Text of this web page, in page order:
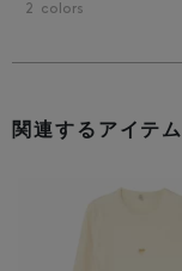
2 colors
関連するアイテム